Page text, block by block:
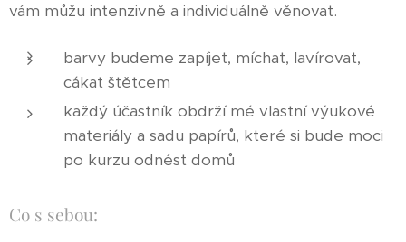
vám můžu intenzivně a individuálně věnovat.
barvy budeme zapíjet, míchat, lavírovat,
cákat štětcem
každý účastník obdrží mé vlastní výukové
materiály a sadu papírů, které si bude moci
po kurzu odnést domů
Co s sebou: